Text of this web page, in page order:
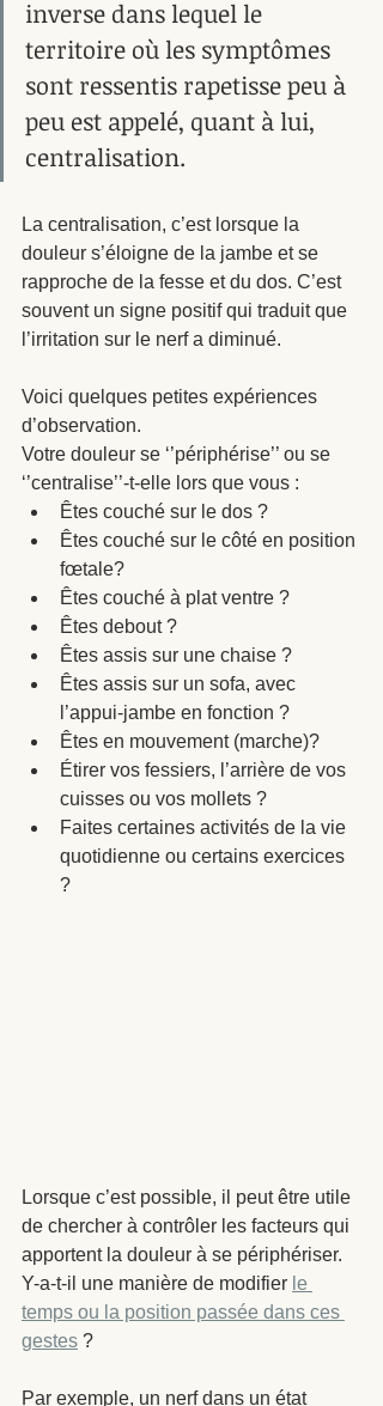
inverse dans lequel le
territoire où les symptômes
sont ressentis rapetisse peu à
peu est appelé, quant à lui,
centralisation.
La centralisation, c’est lorsque la
douleur s’éloigne de la jambe et se
rapproche de la fesse et du dos. C’est
souvent un signe positif qui traduit que
l’irritation sur le nerf a diminué.
Voici quelques petites expériences
d’observation.
Votre douleur se ‘’périphérise’’ ou se
‘’centralise’’-t-elle lors que vous :
Êtes couché sur le dos ?
Êtes couché sur le côté en position
fœtale?
Êtes couché à plat ventre ?
Êtes debout ?
Êtes assis sur une chaise ?
Êtes assis sur un sofa, avec
l’appui-jambe en fonction ?
Êtes en mouvement (marche)?
Étirer vos fessiers, l’arrière de vos
cuisses ou vos mollets ?
Faites certaines activités de la vie
quotidienne ou certains exercices
?
Lorsque c’est possible, il peut être utile
de chercher à contrôler les facteurs qui
apportent la douleur à se périphériser.
Y-a-t-il une manière de modifier le
temps ou la position passée dans ces
gestes ?
Par exemple, un nerf dans un état